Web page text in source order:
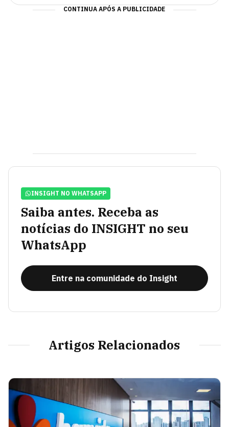
CONTINUA APÓS A PUBLICIDADE
INSIGHT NO WHATSAPP
Saiba antes. Receba as
notícias do INSIGHT no seu
WhatsApp
Entre na comunidade do Insight
Artigos Relacionados